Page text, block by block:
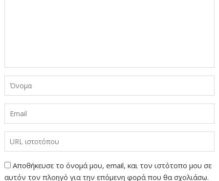
Αποθήκευσε το όνομά μου, email, και τον ιστότοπο μου σε
αυτόν τον πλοηγό για την επόμενη φορά που θα σχολιάσω.